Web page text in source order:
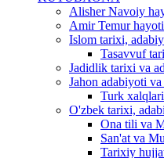
Alisher Navoiy
Amir Temur
Islom tarixi,
Tasavvuf
Jadidlik tarixi va
Jahon adabiyoti
Turk
O'zbek tarixi,
Ona tili va
San'at va
Tarixiy